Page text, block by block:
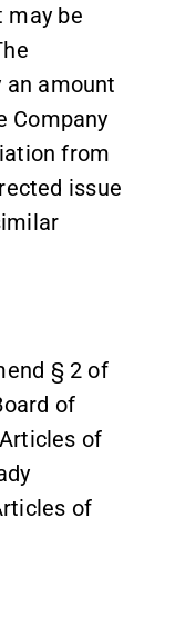
may be
an amount
Company
from
issue
§ 2 of
of
of
of